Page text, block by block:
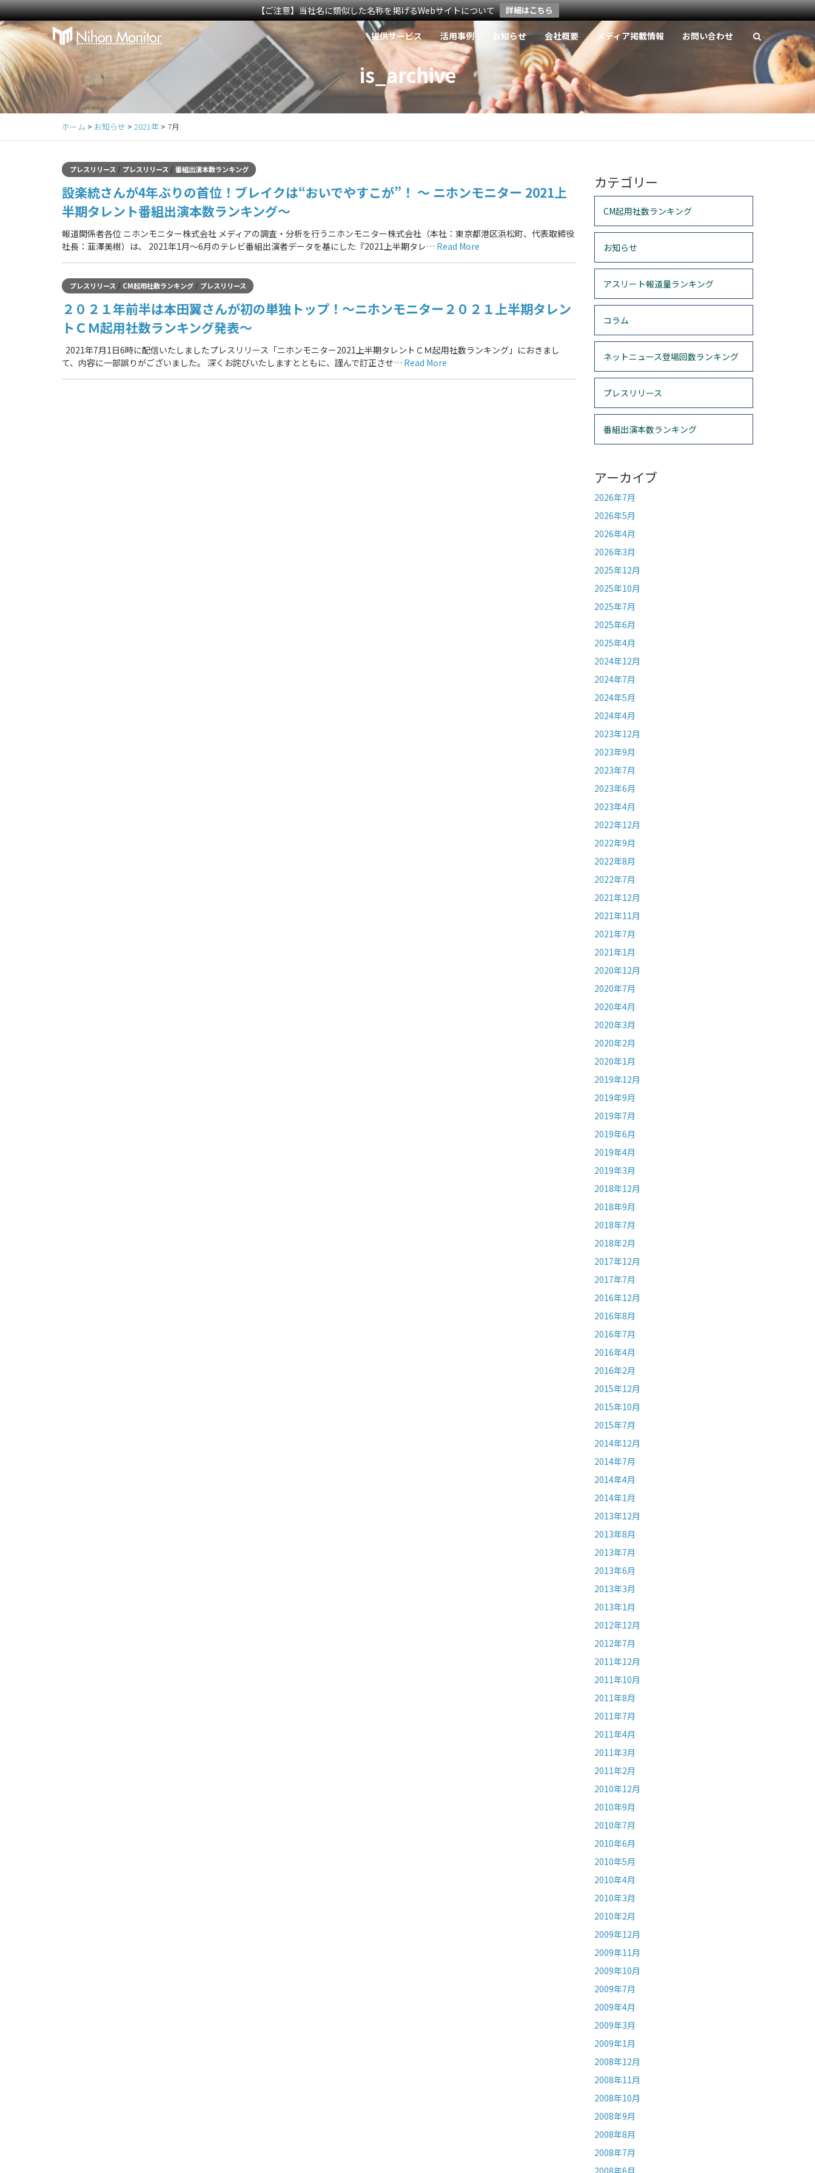
【ご注意】当社名に類似した名称を掲げるWebサイトについて 詳細はこちら
Primary
Menu
S
i
p
t
o
c
提供サービス 活用事例 お知らせ 会社概要 メディア掲載情報 お問い合わせ
is_archive
ホーム > お知らせ > 2021年 > 7月
プレスリリース/ プレスリリース/ 番組出演本数ランキング
設楽統さんが4年ぶりの首位！ブレイクは“おいでやすこが”！ ～ ニホンモニター 2021上
半期タレント番組出演本数ランキング～
報道関係者各位 ニホンモニター株式会社 メディアの調査・分析を行うニホンモニター株式会社（本社：東京都港区浜松町、代表取締役
社長：韮澤美樹）は、 2021年1月～6月のテレビ番組出演者データを基にした『2021上半期タレ… Read More
プレスリリース/ CM起用社数ランキング/ プレスリリース
２０２１年前半は本田翼さんが初の単独トップ！～ニホンモニター２０２１上半期タレン
トＣＭ起用社数ランキング発表～
2021年7月1日6時に配信いたしましたプレスリリース「ニホンモニター2021上半期タレントＣＭ起用社数ランキング」におきまし
て、内容に一部誤りがございました。 深くお詫びいたしますとともに、謹んで訂正させ… Read More
カテゴリー
CM起用社数ランキング
お知らせ
アスリート報道量ランキング
コラム
ネットニュース登場回数ランキング
プレスリリース
番組出演本数ランキング
アーカイブ
2026年7月
2026年5月
2026年4月
2026年3月
2025年12月
2025年10月
2025年7月
2025年6月
2025年4月
2024年12月
2024年7月
2024年5月
2024年4月
2023年12月
2023年9月
2023年7月
2023年6月
2023年4月
2022年12月
2022年9月
2022年8月
2022年7月
2021年12月
2021年11月
2021年7月
2021年1月
2020年12月
2020年7月
2020年4月
2020年3月
2020年2月
2020年1月
2019年12月
2019年9月
2019年7月
2019年6月
2019年4月
2019年3月
2018年12月
2018年9月
2018年7月
2018年2月
2017年12月
2017年7月
2016年12月
2016年8月
2016年7月
2016年4月
2016年2月
2015年12月
2015年10月
2015年7月
2014年12月
2014年7月
2014年4月
2014年1月
2013年12月
2013年8月
2013年7月
2013年6月
2013年3月
2013年1月
2012年12月
2012年7月
2011年12月
2011年10月
2011年8月
2011年7月
2011年4月
2011年3月
2011年2月
2010年12月
2010年9月
2010年7月
2010年6月
2010年5月
2010年4月
2010年3月
2010年2月
2009年12月
2009年11月
2009年10月
2009年7月
2009年4月
2009年3月
2009年1月
2008年12月
2008年11月
2008年10月
2008年9月
2008年8月
2008年7月
2008年6月